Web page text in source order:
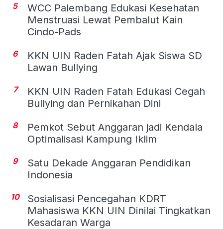
5
WCC Palembang Edukasi Kesehatan
Menstruasi Lewat Pembalut Kain
Cindo-Pads
6
KKN UIN Raden Fatah Ajak Siswa SD
Lawan Bullying
7
KKN UIN Raden Fatah Edukasi Cegah
Bullying dan Pernikahan Dini
8
Pemkot Sebut Anggaran jadi Kendala
Optimalisasi Kampung Iklim
9
Satu Dekade Anggaran Pendidikan
Indonesia
10
Sosialisasi Pencegahan KDRT
Mahasiswa KKN UIN Dinilai Tingkatkan
Kesadaran Warga